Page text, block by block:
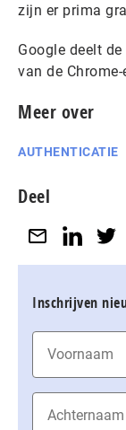
zijn er prima
Google deelt
van de
Meer over
AUTHENTICATIE
Deel
Inschrijven